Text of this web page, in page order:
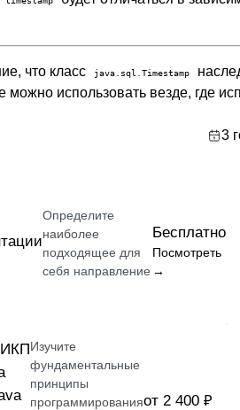
что класс java.sql.Timestamp
можно использовать везде, где
3
Определите
наиболее
подходящее для
себя направление
Бесплатно
Посмотреть
→
Изучите
фундаментальные
принципы
программированияот 2 400 ₽